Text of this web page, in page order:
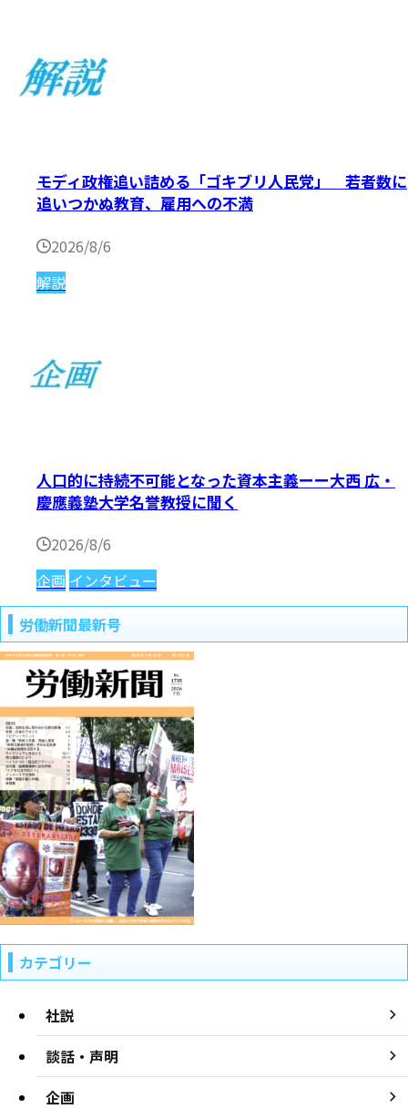
モディ政権追い詰める「ゴキブリ人民党」 若者数に
追いつかぬ教育、雇用への不満
2026/8/6
解説
人口的に持続不可能となった資本主義ーー大西 広・
慶應義塾大学名誉教授に聞く
2026/8/6
企画 インタビュー
労働新聞最新号
カテゴリー
社説
談話・声明
企画